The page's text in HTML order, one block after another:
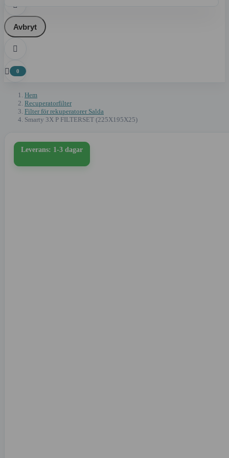

Avbryt

 0
Hem
Recuperatorfilter
Filter för rekuperatorer Salda
Smarty 3X P FILTERSET (225X195X25)
Leverans: 1-3 dagar